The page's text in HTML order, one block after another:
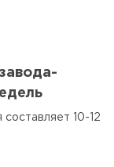
10-12